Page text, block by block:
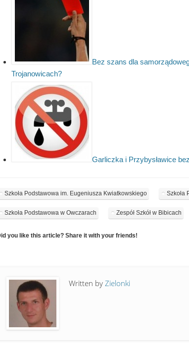
Bez szans dla
Trojanowicach?
Garliczka i Przybysławice
Szkoła Podstawowa im. Eugeniusza Kwiatkowskiego Szkoła
Szkoła Podstawowa w Owczarach Zespół Szkół w Bibicach
you like this article? Share it with your friends!
Written byZielonki